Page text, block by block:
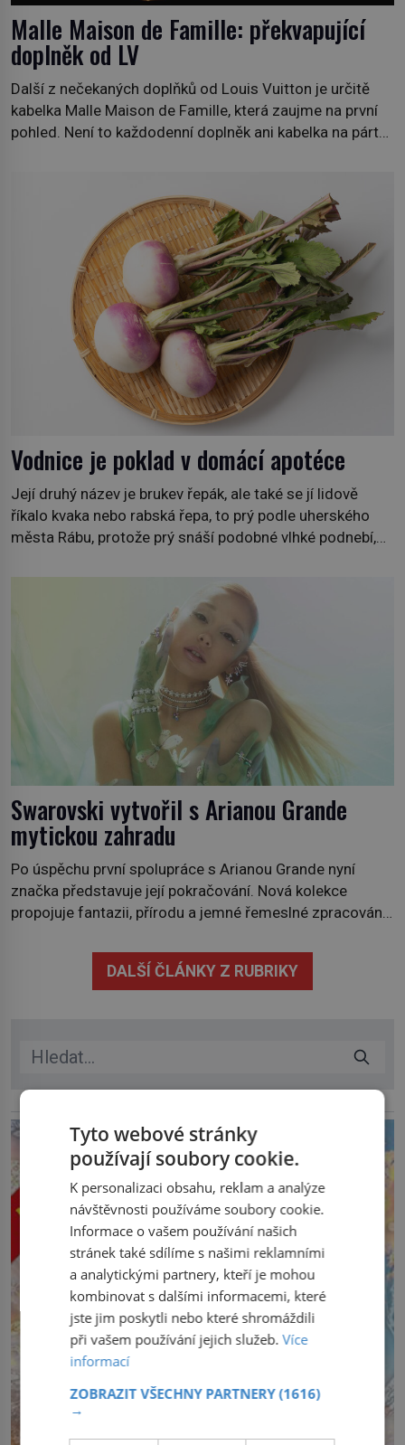
Malle Maison de Famille: překvapující
doplněk od LV
Další z nečekaných doplňků od Louis Vuitton je určitě
kabelka Malle Maison de Famille, která zaujme na první
pohled. Není to každodenní doplněk ani kabelka na párty,
adrese 18 Rue Louis Vuitton, které bylo postaveno v
roce 1869. […]
Vodnice je poklad v domácí apotéce
Její druhý název je brukev řepák, ale také se jí lidově
říkalo kvaka nebo rabská řepa, to prý podle uherského
města Rábu, protože prý snáší podobné vlhké podnebí,
někdy i v obchodech. Její bulvy jsou bílé, nahoře někdy
Swarovski vytvořil s Arianou Grande
mytickou zahradu
Po úspěchu první spolupráce s Arianou Grande nyní
značka představuje její pokračování. Nová kolekce
propojuje fantazii, přírodu a jemné řemeslné zpracování
třicítka šperků působí hravě a zároveň rafinovaně.
Spolupráce mezi značkou Swarovski a zpěvačkou a
DALŠÍ ČLÁNKY Z RUBRIKY
Tyto webové stránky
používají soubory cookie.
K personalizaci obsahu, reklam a analýze
návštěvnosti používáme soubory cookie.
Informace o vašem používání našich
stránek také sdílíme s našimi reklamními
a analytickými partnery, kteří je mohou
kombinovat s dalšími informacemi, které
jste jim poskytli nebo které shromáždili
při vašem používání jejich služeb.Více
informací
ZOBRAZIT VŠECHNY PARTNERY(1616)
→